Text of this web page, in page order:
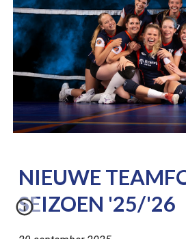
NIEUWE
SEIZOEN '25/'26